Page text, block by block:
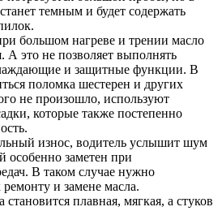
темным и будет содержать
большом нагреве и трении масло
А это не позволяет выполнять
и защитные функции. В
поломка шестерен и других
не произошло, используют
которые также постепенно
износ, водитель услышит шум
заметен при
В таком случае нужно
и замене масла.
становится плавная, мягкая, а стуков